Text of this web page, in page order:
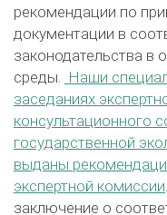
рекомендации по
документации в
законодательства
среды.
Наши
заседаниях
консультационного
государственной
выданы
экспертной комиссии
заключение о